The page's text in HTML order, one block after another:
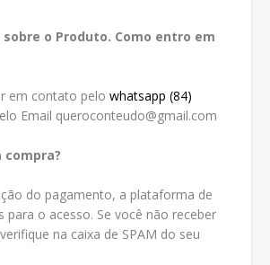
o Produto. Como entro em
em contato pelo whatsapp (84)
Email queroconteudo@gmail.com
compra?
do pagamento, a plataforma de
para o acesso. Se você não receber
na caixa de SPAM do seu